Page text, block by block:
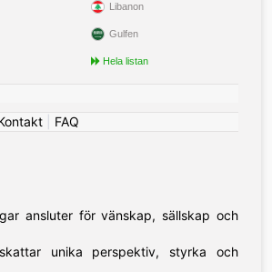
Libanon
Gulfen
Hela listan
FAQ
ansluter för vänskap, sällskap och
unika perspektiv, styrka och